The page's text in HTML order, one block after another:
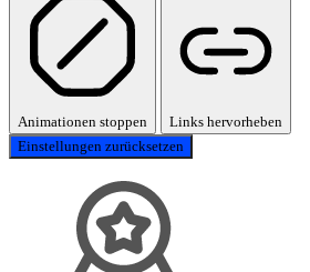
Animationen stoppen
Links hervorheben
Einstellungen zurücksetzen